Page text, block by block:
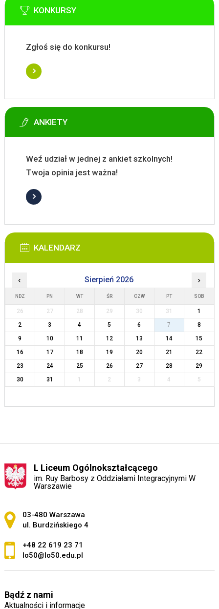
KONKURSY
Zgłoś się do konkursu!
ANKIETY
Weź udział w jednej z ankiet szkolnych!
Twoja opinia jest ważna!
KALENDARZ
‹ Sierpień 2026 ›
NDZ PN WT ŚR CZW PT SOB
26 27 28 29 30 31
1
2
3 4 5 6 7
8
9
10 11 12 13 14
15
16
17 18 19 20 21
22
23
24 25 26 27 28
29
30
31 1 2 3 4 5
L Liceum Ogólnokształcącego
im. Ruy Barbosy z Oddziałami Integracyjnymi W
Warszawie
Adres pocztowy:
03-480 Warszawa
ul. Burdzińskiego 4
+48 22 619 23 71
lo50@lo50.edu.pl
Bądź z nami
Aktualności i informacje